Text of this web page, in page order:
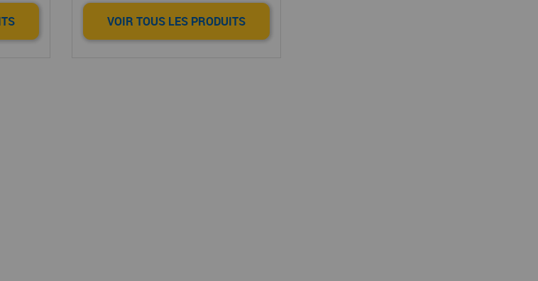
VOIR TOUS LES PRODUITS